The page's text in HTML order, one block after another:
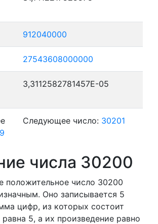
912040000
27543608000000
3,3112582781457E-05
Следующее число: 30201
числа 30200
положительное число 30200
Оно записывается 5
цифр, из которых состоит
5, а их произведение равно